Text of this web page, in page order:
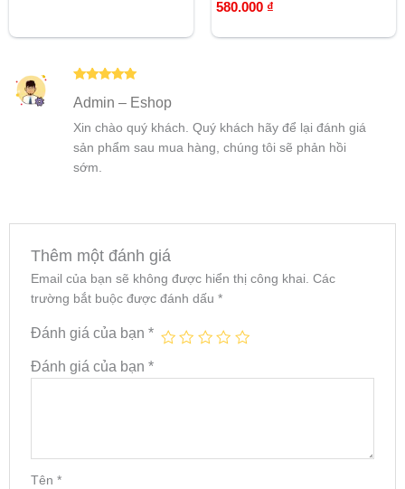
Được xếp
hạng
580.000 ₫
hạng55
Admin – Eshop
Xin chào quý khách. Quý khách hãy để lại đánh giá
sản phẩm sau mua hàng, chúng tôi sẽ phản hồi
sớm.
Thêm một đánh giá
Email của bạn sẽ không được hiển thị công khai. Các
trường bắt buộc được đánh dấu *
Đánh giá của bạn *
Đánh giá của bạn *
Tên *